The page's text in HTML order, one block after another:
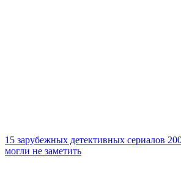
15 зарубежных детективных сериалов
могли не заметить